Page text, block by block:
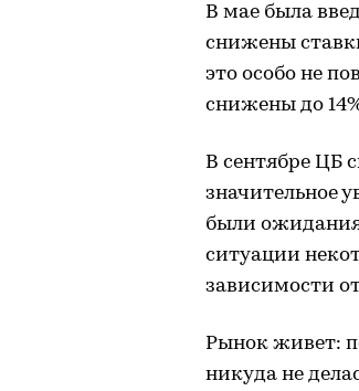
В мае была
снижены
это особо не
снижены до
В сентябре ЦБ
значительное
были
ситуации
зависимости
Рынок живет:
никуда не